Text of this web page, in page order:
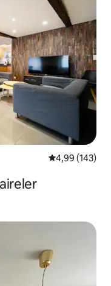
arasında
5 üzerinden
4,99 (143)